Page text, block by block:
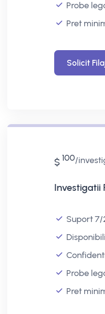
Probe
Pret
Solicit
$ 100
Investigatii
Suport 7/
Probe
Pret